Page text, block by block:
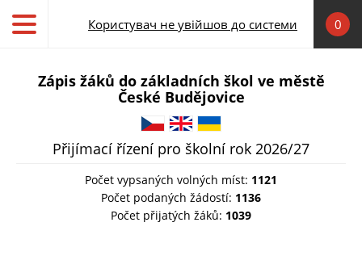
Користувач не увійшов до системи
0
Zápis žáků do základních škol ve městě
České Budějovice
Přijímací řízení pro školní rok 2026/27
Počet vypsaných volných míst: 1121
Počet podaných žádostí: 1136
Počet přijatých žáků: 1039